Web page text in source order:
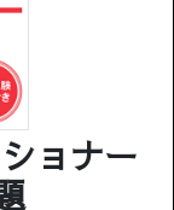
ョナー